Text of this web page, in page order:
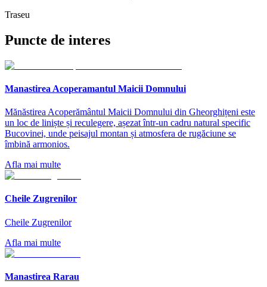
Traseu
Puncte de interes
Manastirea Acoperamantul Maicii Domnului
Mănăstirea Acoperământul Maicii Domnului din Gheorghițeni este
un loc de liniște și reculegere, așezat într-un cadru natural specific
Bucovinei, unde peisajul montan și atmosfera de rugăciune se
îmbină armonios.
Afla mai multe
Cheile Zugrenilor
Cheile Zugrenilor
Afla mai multe
Manastirea Rarau